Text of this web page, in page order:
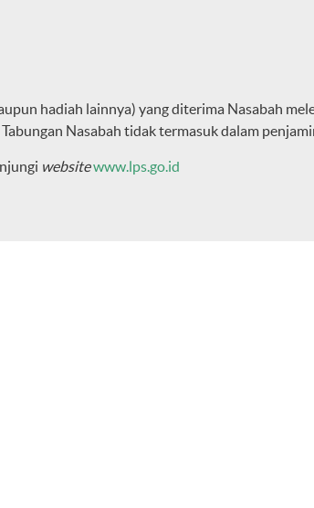
hadiah lainnya) yang diterima Nasabah
Nasabah tidak termasuk dalam
websitewww.lps.go.id